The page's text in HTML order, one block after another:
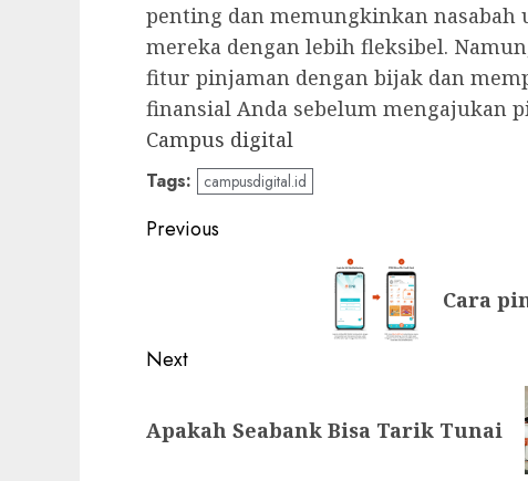
penting dan memungkinkan nasabah
mereka dengan lebih fleksibel.
fitur pinjaman dengan bijak dan
finansial Anda sebelum mengajukan
Campus digital
Tags: campusdigital.id
Post
Previous
Cara
Next
post:
Apakah Seabank Bisa Tarik Tunai